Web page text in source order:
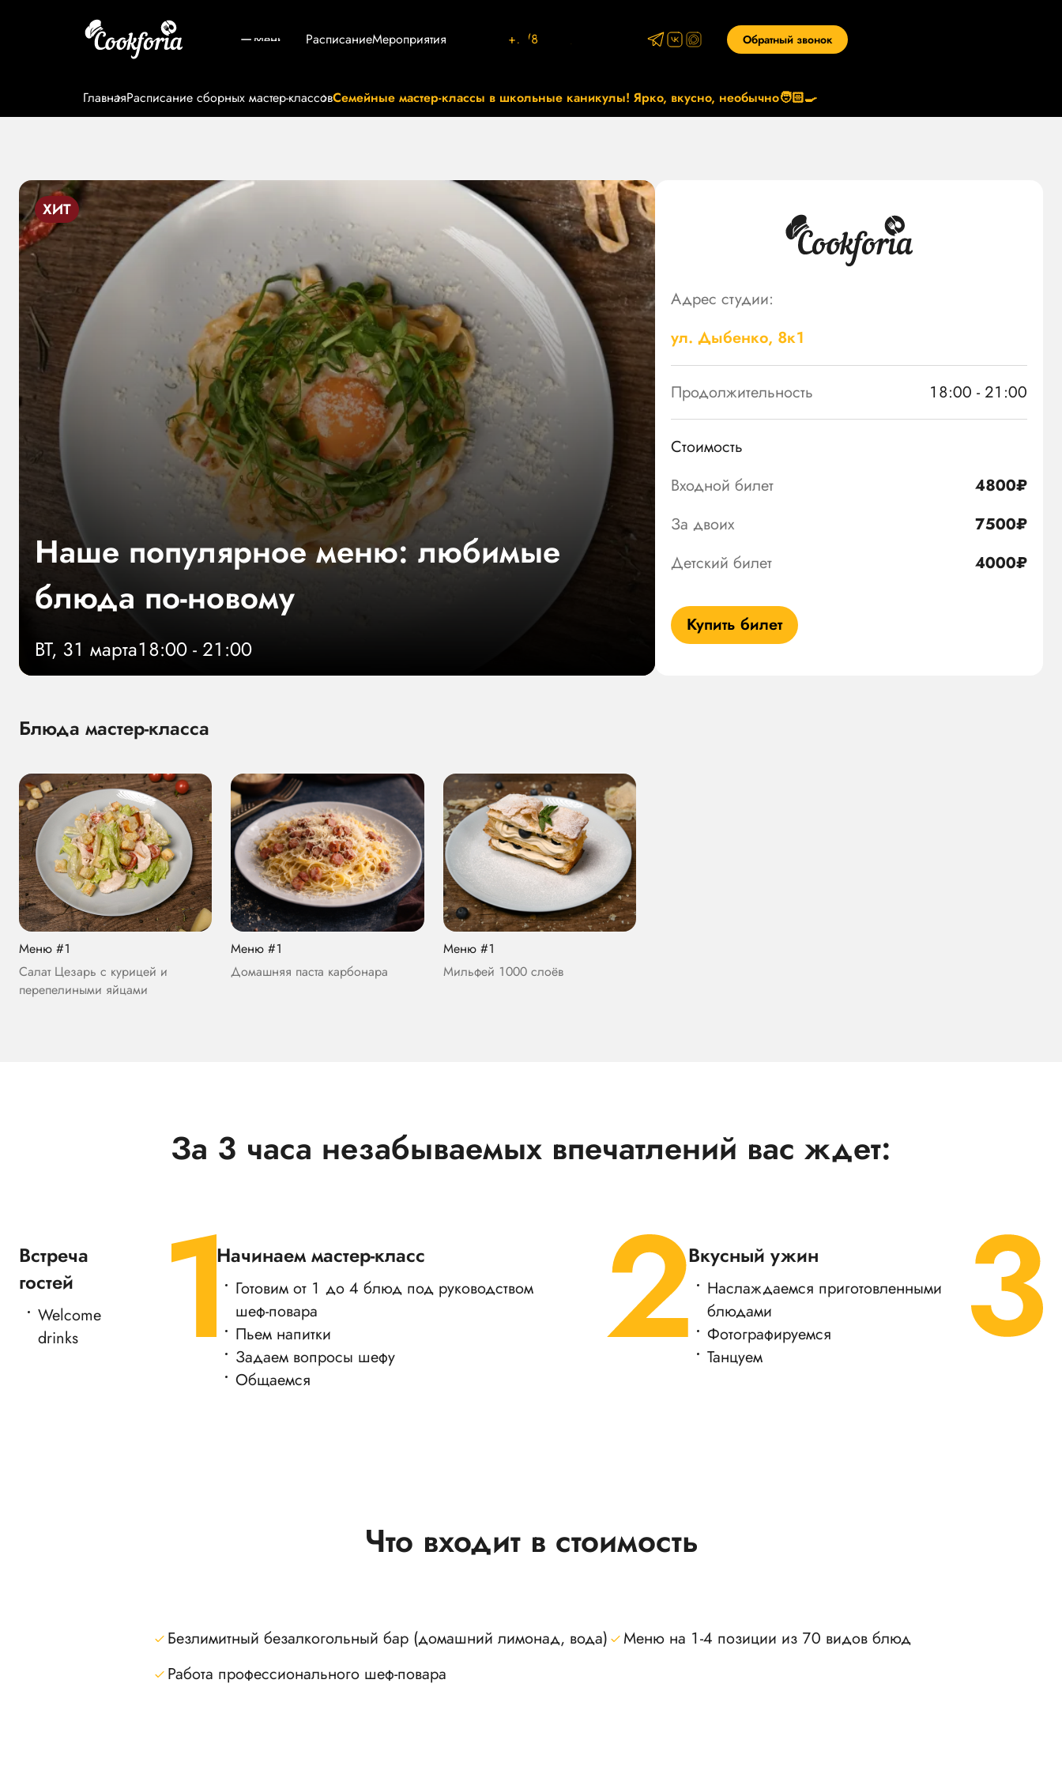
Меню РасписаниеМероприятия +7 (812) 767-87-93 Обратный звонок
ГлавнаяРасписание сборных мастер-классовСемейные мастер-классы в школьные каникулы! Ярко, вкусно, необычно🧑🏻‍🍳
ХИТ
Наше популярное меню: любимые
блюда по-новому
ВТ, 31 марта18:00 - 21:00
Адрес студии:
ул. Дыбенко, 8к1
Продолжительность 18:00 - 21:00
Стоимость
Входной билет
4800₽
За двоих
7500₽
Детский билет
4000₽
Купить билет
Блюда мастер-класса
Меню #1
Салат Цезарь с курицей и
перепелиными яйцами
Меню #1
Домашняя паста карбонара
Меню #1
Мильфей 1000 слоёв
За 3 часа незабываемых впечатлений вас ждет:
Встреча
гостей
Welcome
drinks
Начинаем мастер-класс
Готовим от 1 до 4 блюд под руководством
шеф-повара
Пьем напитки
Задаем вопросы шефу
Общаемся
Вкусный ужин
Наслаждаемся приготовленными
блюдами
Фотографируемся
Танцуем
Что входит в стоимость
Безлимитный безалкогольный бар (домашний лимонад, вода)
Работа профессионального шеф-повара
Меню на 1-4 позиции из 70 видов блюд